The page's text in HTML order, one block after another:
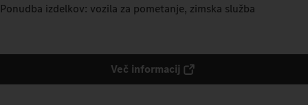
Ponudba izdelkov: vozila za pometanje, zimska služba
Več informacij